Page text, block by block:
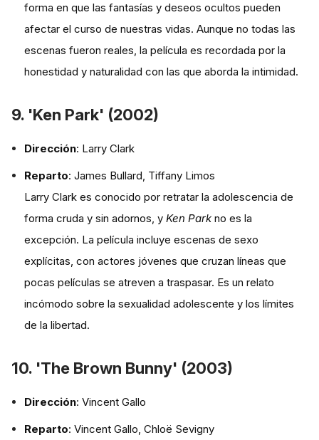
forma en que las fantasías y deseos ocultos pueden
afectar el curso de nuestras vidas. Aunque no todas las
escenas fueron reales, la película es recordada por la
honestidad y naturalidad con las que aborda la intimidad.
9. 'Ken Park' (2002)
Dirección: Larry Clark
Reparto: James Bullard, Tiffany Limos
Larry Clark es conocido por retratar la adolescencia de
forma cruda y sin adornos, y Ken Park no es la
excepción. La película incluye escenas de sexo
explícitas, con actores jóvenes que cruzan líneas que
pocas películas se atreven a traspasar. Es un relato
incómodo sobre la sexualidad adolescente y los límites
de la libertad.
10. 'The Brown Bunny' (2003)
Dirección: Vincent Gallo
Reparto: Vincent Gallo, Chloë Sevigny